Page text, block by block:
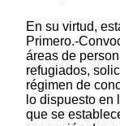
En su virtud,
Primero.-
áreas de
refugiados,
régimen de
lo dispuesto en
que se